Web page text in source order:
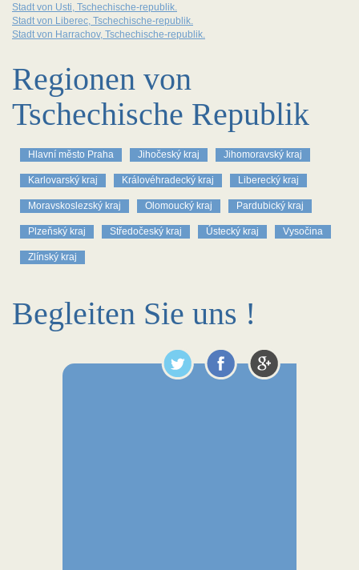
Stadt von Usti, Tschechische-republik.
Stadt von Liberec, Tschechische-republik.
Stadt von Harrachov, Tschechische-republik.
Regionen von
Tschechische Republik
Hlavní město Praha Jihočeský kraj Jihomoravský kraj
Karlovarský kraj Královéhradecký kraj Liberecký kraj
Moravskoslezský kraj Olomoucký kraj Pardubický kraj
Plzeňský kraj Středočeský kraj Ústecký kraj Vysočina
Zlínský kraj
Begleiten Sie uns !